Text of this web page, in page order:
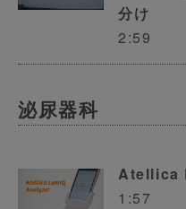
分け
2:59
泌尿器科
Atellica
1:57